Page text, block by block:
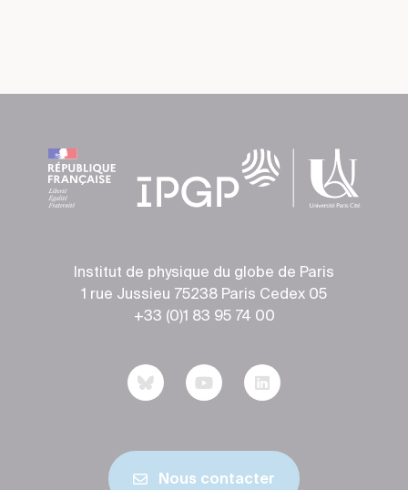
Institut de physique du globe de Paris
1 rue Jussieu 75238 Paris Cedex 05
+33 (0)1 83 95 74 00
Nous contacter